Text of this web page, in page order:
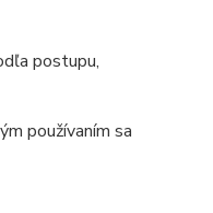
postupu,
používaním sa